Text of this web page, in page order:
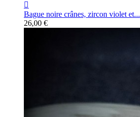

Bague noire crânes, zircon violet et...
26,00 €